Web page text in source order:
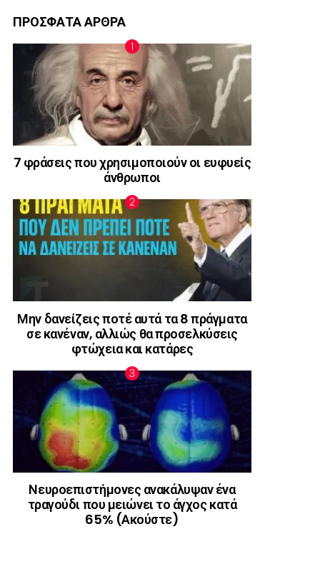
ΠΡΟΣΦΑΤΑ ΑΡΘΡΑ
7 φράσεις που χρησιμοποιούν οι ευφυείς
άνθρωποι
Μην δανείζεις ποτέ αυτά τα 8 πράγματα
σε κανέναν, αλλιώς θα προσελκύσεις
φτώχεια και κατάρες
Νευροεπιστήμονες ανακάλυψαν ένα
τραγούδι που μειώνει το άγχος κατά
65% (Ακούστε)